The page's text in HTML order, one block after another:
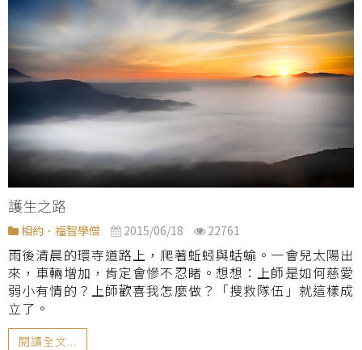
護生之路
相約．福智學僧 2015/06/18 22761
雨後清晨的環寺道路上，爬著蚯蚓與蛞蝓。一會兒太陽出
來，車輛增加，肯定會慘不忍睹。想想：上師是如何慈愛
弱小有情的？上師歡喜我怎麼做？「搜救隊伍」就這樣成
立了。
閱讀全文...